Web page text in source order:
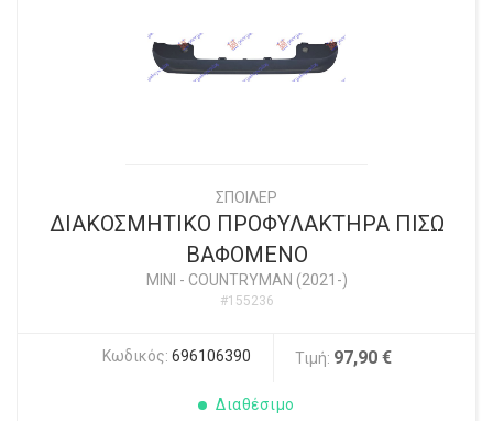
ΣΠΟΙΛΕΡ
ΔΙΑΚΟΣΜΗΤΙΚΟ ΠΡΟΦΥΛΑΚΤΗΡΑ ΠΙΣΩ
ΒΑΦΟΜΕΝΟ
MINI - COUNTRYMAN (2021-)
#155236
Κωδικός: 696106390 Τιμή: 97,90 €
Διαθέσιμο